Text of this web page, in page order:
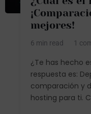
mejores!
6 min read 1
¿Te has hecho
respuesta es:
comparación y
hosting para ti.